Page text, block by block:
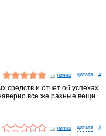
лично #
средств и отчет об успехах
все же разные вещи
лично #